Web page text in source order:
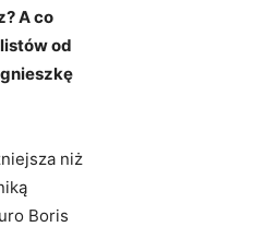
A co
od
niż
Boris